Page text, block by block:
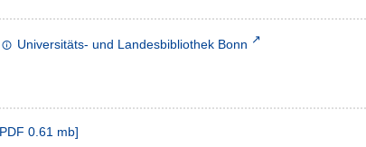
Universitäts- und Landesbibliothek Bonn
PDF 0.61 mb]